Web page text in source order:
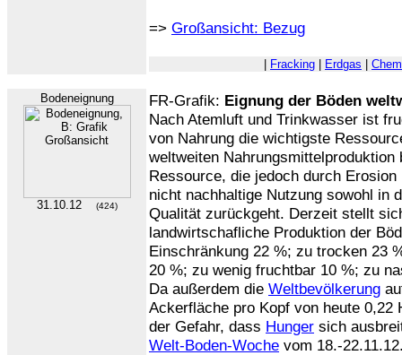
=> Großansicht: Bezug
Fracking Erdgas
Bodeneignung
31.10.12 (424)
FR-Grafik: Eignung der Böden
Nach Atemluft und Trinkwasser ist
von Nahrung die wichtigste
weltweiten Nahrungsmittelproduktion
Ressource, die jedoch durch
nicht nachhaltige Nutzung sowohl in
Qualität zurückgeht. Derzeit stellt
landwirtschafliche Produktion der
Einschränkung 22 %; zu trocken 23
20 %; zu wenig fruchtbar 10 %; zu
Da außerdem die Weltbevölkerung
Ackerfläche pro Kopf von heute 0,22
der Gefahr, dass Hunger sich
Welt-Boden-Woche vom 18.-